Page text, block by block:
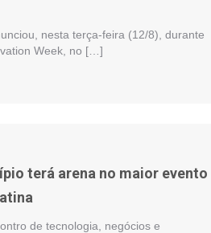
nesta terça-feira (12/8), durante
Week, no […]
terá arena no maior evento
de tecnologia, negócios e